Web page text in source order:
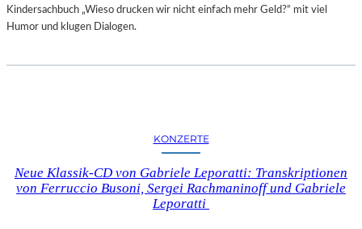
Kindersachbuch „Wieso drucken wir nicht einfach mehr Geld?“ mit viel
Humor und klugen Dialogen.
KONZERTE
Neue Klassik-CD von Gabriele Leporatti: Transkriptionen
von Ferruccio Busoni, Sergei Rachmaninoff und Gabriele
Leporatti